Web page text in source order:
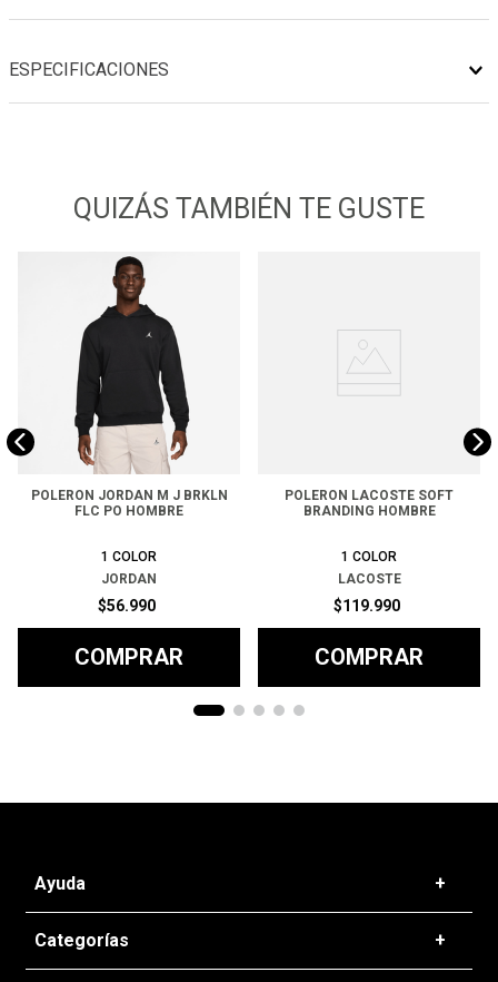
ESPECIFICACIONES
QUIZÁS TAMBIÉN TE GUSTE
POLERON JORDAN M J BRKLN
FLC PO HOMBRE
1 COLOR
JORDAN
$56.990
COMPRAR
POLERON LACOSTE SOFT
BRANDING HOMBRE
1 COLOR
LACOSTE
$119.990
COMPRAR
Ayuda +
Preguntas frecuentes
T&C - Políticas de Envío
Categorías +